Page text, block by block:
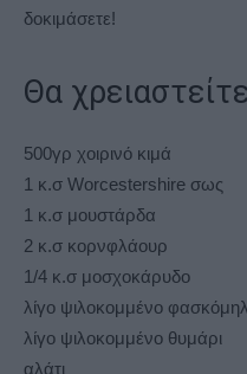
δοκιμάσετε!
Θα
500γρ χοιρινό κιμά
1 κ.σ Worcestershire σως
1 κ.σ μουστάρδα
2 κ.σ κορνφλάουρ
1/4 κ.σ μοσχοκάρυδο
λίγο ψιλοκομμένο
λίγο ψιλοκομμένο θυμάρι
αλάτι